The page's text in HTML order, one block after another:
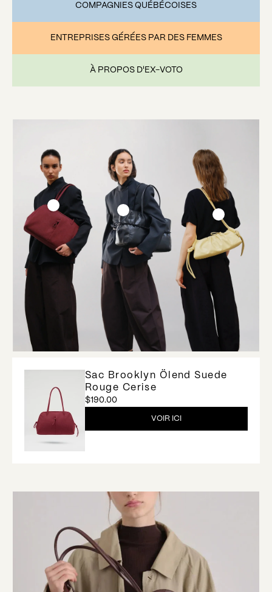
COMPAGNIES QUÉBÉCOISES
ENTREPRISES GÉRÉES PAR DES FEMMES
À PROPOS D'EX-VOTO
Sac Brooklyn Ölend Suede
Rouge Cerise
$190.00
VOIR ICI